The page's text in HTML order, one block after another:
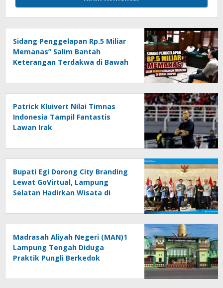
Sidang Penggelapan Rp.5 Miliar
Memanas” Salim Bantah
Keterangan Terdakwa di Bawah
Patrick Kluivert Nilai Timnas
Indonesia Tampil Fantastis
Lawan Irak
Bupati Egi Dorong City Branding
Lewat GoVirtual, Lampung
Selatan Hadirkan Wisata di
Madrasah Aliyah Negeri (MAN)1
Lampung Tengah Diduga
Praktik Pungli Berkedok
Faktanya …!!!